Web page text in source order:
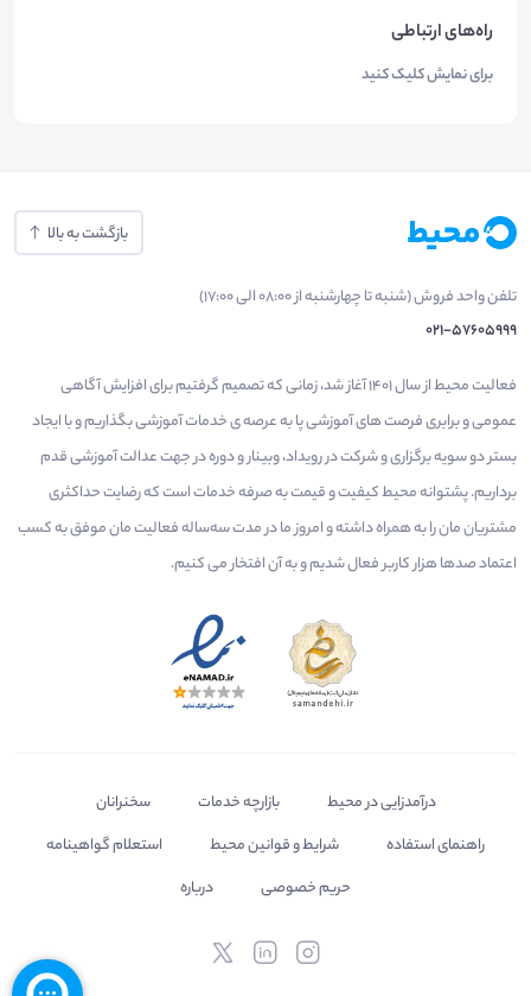
راه‌های ارتباطی
برای نمایش کلیک کنید
بازگشت به بالا
تلفن واحد فروش (شنبه تا چهارشنبه از 08:00 الی 17:00)
021-57605999
فعالیت محیط از سال 1401 آغاز شد، زمانی که تصمیم گرفتیم برای افزایش آگاهی
عمومی و برابری فرصت های آموزشی پا به عرصه ی خدمات آموزشی بگذاریم و با ایجاد
بستر دو سویه برگزاری و شرکت در رویداد، وبینار و دوره در جهت عدالت آموزشی قدم
برداریم. پشتوانه محیط کیفیت و قیمت به صرفه خدمات است که رضایت حداکثری
مشتریان مان را به همراه داشته و امروز ما در مدت سه‌ساله فعالیت مان موفق به کسب
اعتماد صدها هزار کاربر فعال شدیم و به آن افتخار می‌ کنیم.
درآمدزایی در محیط بازارچه خدمات
سخنرانان
راهنمای استفاده
شرایط و قوانین محیط
استعلام گواهینامه
حریم خصوصی
درباره